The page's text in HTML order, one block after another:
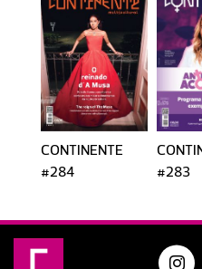
CONTINENTE
#284
#283